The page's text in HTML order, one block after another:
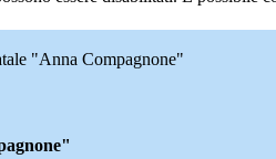
"Anna Compagnone"